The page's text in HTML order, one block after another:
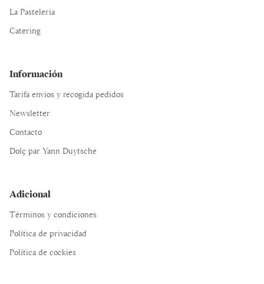
La Pastelería
Catering
Información
Tarifa envios y recogida pedidos
Newsletter
Contacto
Dolç par Yann Duytsche
Adicional
Términos y condiciones
Política de privacidad
Política de cockies